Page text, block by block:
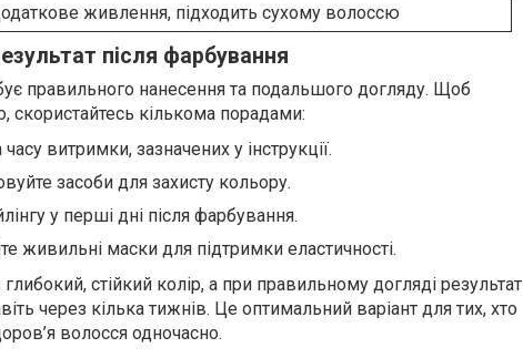
живлення, підходить сухому волоссю
після фарбування
правильного нанесення та подальшого догляду. Щоб
скористайтесь кількома порадами:
витримки, зазначених у інструкції.
засоби для захисту кольору.
у перші дні після фарбування.
живильні маски для підтримки еластичності.
стійкий колір, а при правильному догляді результат
через кілька тижнів. Це оптимальний варіант для тих, хто
волосся одночасно.